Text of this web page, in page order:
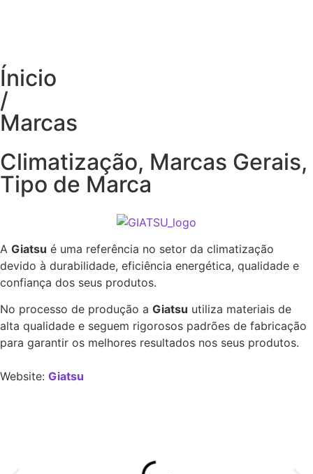
Ínicio
/
Marcas
Climatização, Marcas Gerais,
Tipo de Marca
A Giatsu é uma referência no setor da climatização
devido à durabilidade, eficiência energética, qualidade e
confiança dos seus produtos.
No processo de produção a Giatsu utiliza materiais de
alta qualidade e seguem rigorosos padrões de fabricação
para garantir os melhores resultados nos seus produtos.
Website: Giatsu